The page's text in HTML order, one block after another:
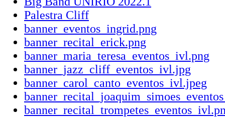
Palestra Cliff
banner_eventos_ingrid.png
banner_recital_erick.png
banner_maria_teresa_eventos_ivl.png
banner_jazz_cliff_eventos_ivl.jpg
banner_carol_canto_eventos_ivl.jpeg